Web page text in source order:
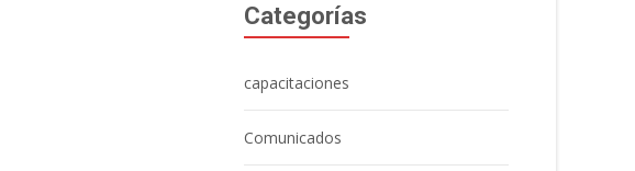
Categorías
capacitaciones
Comunicados